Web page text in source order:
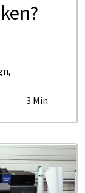
,
3 Min